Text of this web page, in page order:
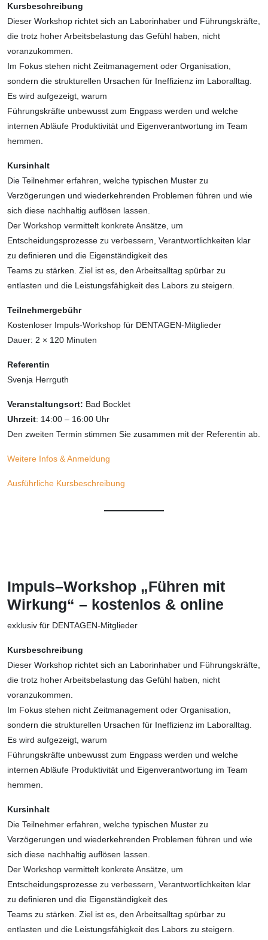
Kursbeschreibung
Dieser Workshop richtet sich an Laborinhaber und Führungskräfte,
die trotz hoher Arbeitsbelastung das Gefühl haben, nicht
voranzukommen.
Im Fokus stehen nicht Zeitmanagement oder Organisation,
sondern die strukturellen Ursachen für Ineffizienz im Laboralltag.
Es wird aufgezeigt, warum
Führungskräfte unbewusst zum Engpass werden und welche
internen Abläufe Produktivität und Eigenverantwortung im Team
hemmen.
Kursinhalt
Die Teilnehmer erfahren, welche typischen Muster zu
Verzögerungen und wiederkehrenden Problemen führen und wie
sich diese nachhaltig auflösen lassen.
Der Workshop vermittelt konkrete Ansätze, um
Entscheidungsprozesse zu verbessern, Verantwortlichkeiten klar
zu definieren und die Eigenständigkeit des
Teams zu stärken. Ziel ist es, den Arbeitsalltag spürbar zu
entlasten und die Leistungsfähigkeit des Labors zu steigern.
Teilnehmergebühr
Kostenloser Impuls-Workshop für DENTAGEN-Mitglieder
Dauer: 2 × 120 Minuten
Referentin
Svenja Herrguth
Veranstaltungsort: Bad Bocklet
Uhrzeit: 14:00 – 16:00 Uhr
Den zweiten Termin stimmen Sie zusammen mit der Referentin ab.
Weitere Infos & Anmeldung
Ausführliche Kursbeschreibung
Impuls–Workshop „Führen mit
Wirkung“ – kostenlos & online
exklusiv für DENTAGEN-Mitglieder
Kursbeschreibung
Dieser Workshop richtet sich an Laborinhaber und Führungskräfte,
die trotz hoher Arbeitsbelastung das Gefühl haben, nicht
voranzukommen.
Im Fokus stehen nicht Zeitmanagement oder Organisation,
sondern die strukturellen Ursachen für Ineffizienz im Laboralltag.
Es wird aufgezeigt, warum
Führungskräfte unbewusst zum Engpass werden und welche
internen Abläufe Produktivität und Eigenverantwortung im Team
hemmen.
Kursinhalt
Die Teilnehmer erfahren, welche typischen Muster zu
Verzögerungen und wiederkehrenden Problemen führen und wie
sich diese nachhaltig auflösen lassen.
Der Workshop vermittelt konkrete Ansätze, um
Entscheidungsprozesse zu verbessern, Verantwortlichkeiten klar
zu definieren und die Eigenständigkeit des
Teams zu stärken. Ziel ist es, den Arbeitsalltag spürbar zu
entlasten und die Leistungsfähigkeit des Labors zu steigern.